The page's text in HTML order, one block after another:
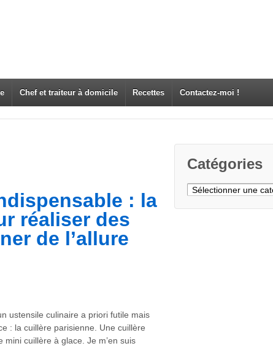
Chef et traiteur à domicile Recettes Contactez-moi !
: la
réaliser des
de l’allure
ustensile culinaire a priori futile mais
: la cuillère parisienne. Une cuillère
mini cuillère à glace. Je m’en suis
Catégories
Catégories